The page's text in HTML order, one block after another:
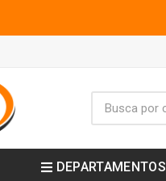
DEPARTAMENTOS